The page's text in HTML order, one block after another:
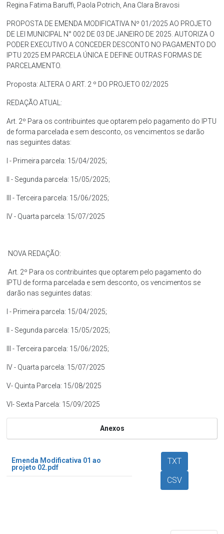
Regina Fatima Baruffi, Paola Potrich, Ana Clara Bravosi
PROPOSTA DE EMENDA MODIFICATIVA Nº 01/2025 AO PROJETO
DE LEI MUNICIPAL N° 002 DE 03 DE JANEIRO DE 2025. AUTORIZA O
PODER EXECUTIVO A CONCEDER DESCONTO NO PAGAMENTO DO
IPTU 2025 EM PARCELA ÚNICA E DEFINE OUTRAS FORMAS DE
PARCELAMENTO.
Proposta: ALTERA O ART. 2 º DO PROJETO 02/2025
REDAÇÃO ATUAL:
Art. 2º Para os contribuintes que optarem pelo pagamento do IPTU
de forma parcelada e sem desconto, os vencimentos se darão
nas seguintes datas:
I - Primeira parcela: 15/04/2025;
II - Segunda parcela: 15/05/2025;
III - Terceira parcela: 15/06/2025;
IV - Quarta parcela: 15/07/2025
NOVA REDAÇÃO:
Art. 2º Para os contribuintes que optarem pelo pagamento do
IPTU de forma parcelada e sem desconto, os vencimentos se
darão nas seguintes datas:
I - Primeira parcela: 15/04/2025;
II - Segunda parcela: 15/05/2025;
III - Terceira parcela: 15/06/2025;
IV - Quarta parcela: 15/07/2025
V- Quinta Parcela: 15/08/2025
VI- Sexta Parcela: 15/09/2025
Anexos
Emenda Modificativa 01 ao
projeto 02.pdf
TXT
CSV